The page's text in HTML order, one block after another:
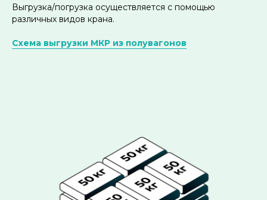
Выгрузка/погрузка осуществляется с помощью
различных видов крана.
Схема выгрузки МКР из полувагонов